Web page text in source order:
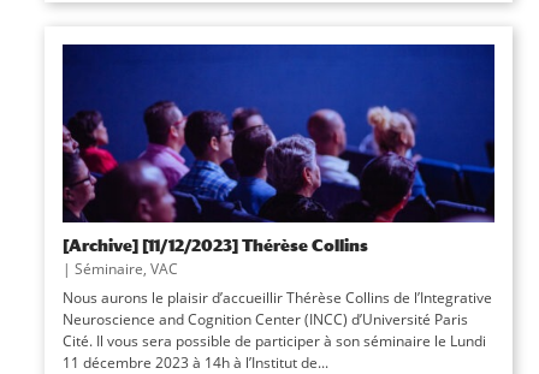
[Archive] [11/12/2023] Thérèse Collins
| Séminaire, VAC
Nous aurons le plaisir d’accueillir Thérèse Collins de l’Integrative
Neuroscience and Cognition Center (INCC) d’Université Paris
Cité. Il vous sera possible de participer à son séminaire le Lundi
11 décembre 2023 à 14h à l’Institut de...